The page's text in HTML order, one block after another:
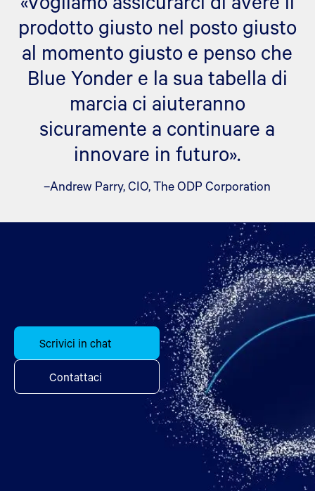
prodotto giusto nel posto giusto
al momento giusto e penso che
Blue Yonder e la sua tabella di
marcia ci aiuteranno
sicuramente a continuare a
innovare in futuro».
–Andrew Parry, CIO, The ODP Corporation
Scrivici in chat
Contattaci